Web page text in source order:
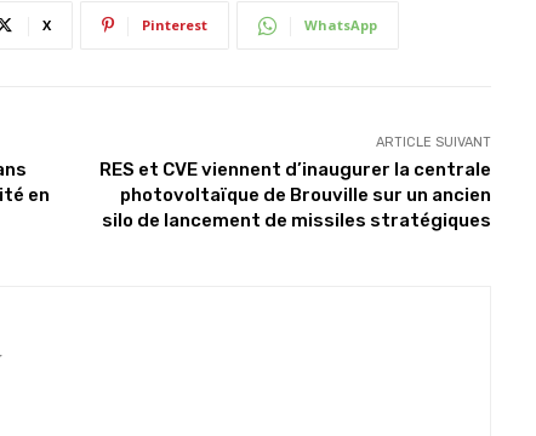
X Pinterest WhatsApp
en
ARTICLE SUIVANT
RES et CVE viennent d’inaugurer la centrale
photovoltaïque de Brouville sur un ancien
silo de lancement de missiles stratégiques